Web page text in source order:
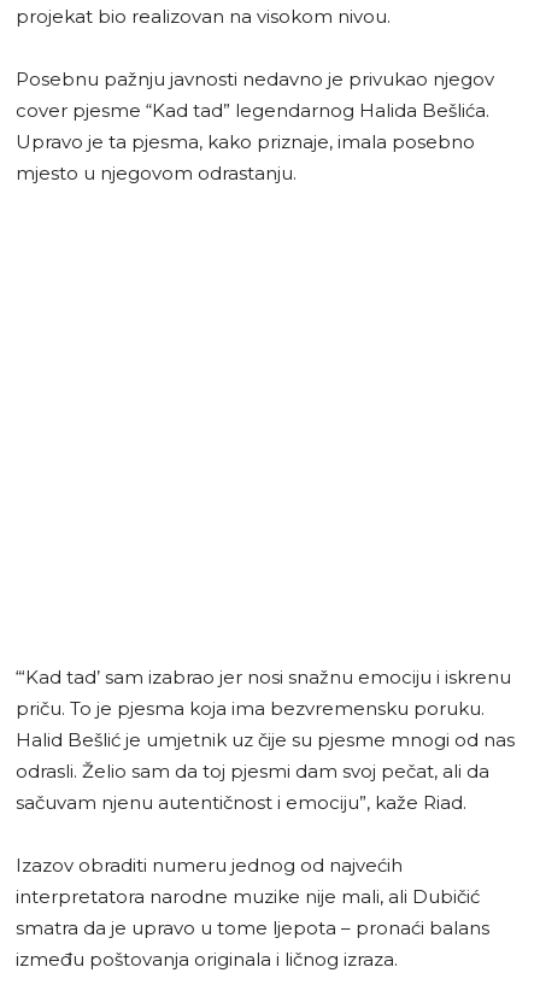
projekat bio realizovan na visokom nivou.
Posebnu pažnju javnosti nedavno je privukao njegov
cover pjesme “Kad tad” legendarnog Halida Bešlića.
Upravo je ta pjesma, kako priznaje, imala posebno
mjesto u njegovom odrastanju.
“‘Kad tad’ sam izabrao jer nosi snažnu emociju i iskrenu
priču. To je pjesma koja ima bezvremensku poruku.
Halid Bešlić je umjetnik uz čije su pjesme mnogi od nas
odrasli. Želio sam da toj pjesmi dam svoj pečat, ali da
sačuvam njenu autentičnost i emociju”, kaže Riad.
Izazov obraditi numeru jednog od najvećih
interpretatora narodne muzike nije mali, ali Dubičić
smatra da je upravo u tome ljepota – pronaći balans
između poštovanja originala i ličnog izraza.